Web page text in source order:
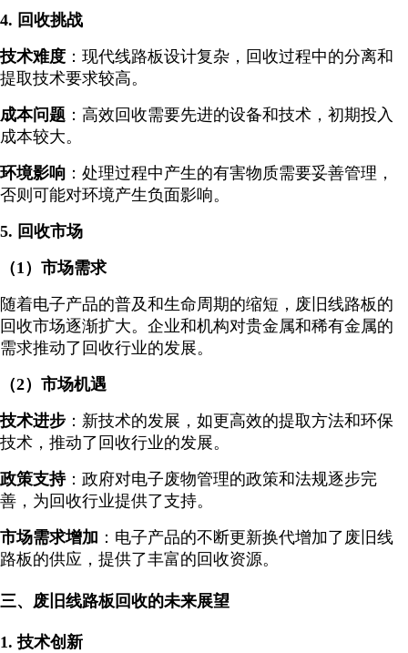
4. 回收挑战
技术难度 ：现代线路板设计复杂，回收过程中的分离和
提取技术要求较高。
成本问题 ：高效回收需要先进的设备和技术，初期投入
成本较大。
环境影响 ：处理过程中产生的有害物质需要妥善管理，
否则可能对环境产生负面影响。
5. 回收市场
（1）市场需求
随着电子产品的普及和生命周期的缩短，废旧线路板的
回收市场逐渐扩大。企业和机构对贵金属和稀有金属的
需求推动了回收行业的发展。
（2）市场机遇
技术进步 ：新技术的发展，如更高效的提取方法和环保
技术，推动了回收行业的发展。
政策支持：政府对电子废物管理的政策和法规逐步完
善，为回收行业提供了支持。
市场需求增加 ：电子产品的不断更新换代增加了废旧线
路板的供应，提供了丰富的回收资源。
三、废旧线路板回收的未来展望
1. 技术创新